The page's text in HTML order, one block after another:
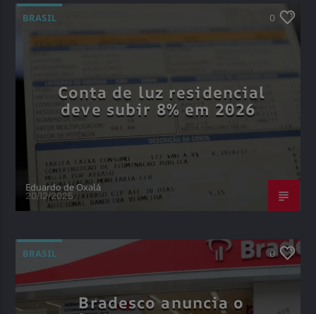
BRASIL 0
Conta de luz residencial
deve subir 8% em 2026
Eduardo de Oxalá
20/12/2025
BRASIL 0
Bradesco anuncia o